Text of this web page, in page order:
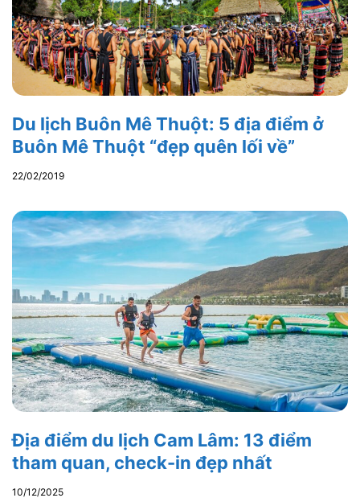
Du lịch Buôn Mê Thuột: 5 địa điểm ở
Buôn Mê Thuột “đẹp quên lối về”
22/02/2019
Địa điểm du lịch Cam Lâm: 13 điểm
tham quan, check-in đẹp nhất
10/12/2025